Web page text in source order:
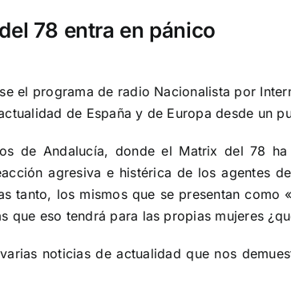
78 entra en pánico
el programa de radio Nacionalista por
de España y de Europa desde un
de Andalucía, donde el Matrix del 78
agresiva e histérica de los agentes
tanto, los mismos que se presentan
que eso tendrá para las propias mujeres
noticias de actualidad que nos